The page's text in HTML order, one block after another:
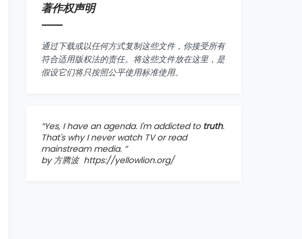
著作权声明
通过下载或以任何方式复制这些文件，你接受所有
符合适用版权法的责任。将这些文件放在这里，是
假设它们将只按照公平使用标准使用。
“Yes, I have an agenda. I'm addicted to truth.
That's why I never watch TV or read
mainstream media. ”
by 方腾波https://yellowlion.org/